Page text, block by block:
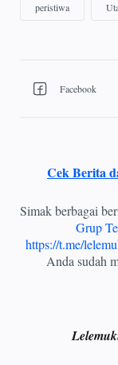
Cek Berita
Simak berbagai
Grup
https://t.me/
Anda sudah